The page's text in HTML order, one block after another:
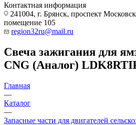
Контактная информация
241004, г. Брянск, проспект
помещение 105
region32ru@mail.ru
Свеча зажигания для
CNG (Аналог)
Главная
—
Каталог
—
Запасные части для двигателей